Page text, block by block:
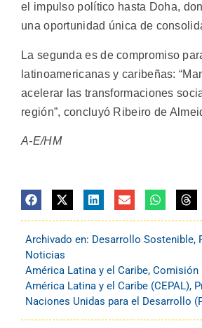
el impulso político hasta Doha,
una oportunidad única de
La segunda es de compromiso
latinoamericanas y caribeñas:
acelerar las transformaciones
región”, concluyó Ribeiro de
A-E/HM
Archivado en: Desarrollo Sostenible,
Noticias
América Latina y el Caribe, Comisión
América Latina y el Caribe (CEPAL),
Naciones Unidas para el Desarrollo